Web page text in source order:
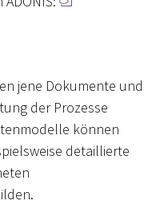
jene Dokumente und
der Prozesse
können
detaillierte